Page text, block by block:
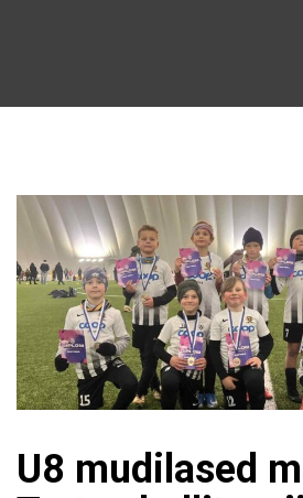
U8 mudilased